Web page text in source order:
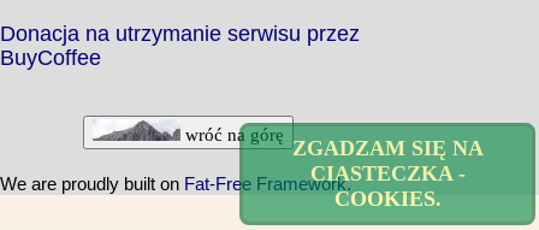
ZGADZAM SIĘ NA
CIASTECZKA -
COOKIES.
Donacja na utrzymanie serwisu przez
BuyCoffee
wróć na górę
We are proudly built on Fat-Free Framework.